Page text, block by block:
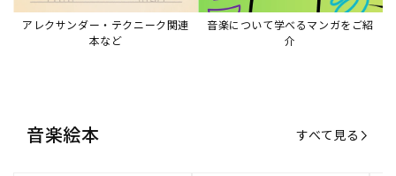
アレクサンダー・テクニーク関連
本など
音楽について学べるマンガをご紹
介
音楽絵本 すべて見る